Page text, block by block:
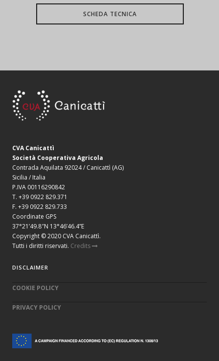
SCHEDA TECNICA
CVA Canicattì
Società Cooperativa Agricola
Contrada Aquilata 92024 / Canicattì (AG)
Sicilia / Italia
P.IVA 00116290842
T. +39 0922 829.371
F. +39 0922 829.733
Coordinate GPS
37°21’49.8″N 13°46’46.4”E
Copyright © 2020 CVA Canicattì.
Tutti i diritti riservati. Credits
DISCLAIMER
COOKIE POLICY
PRIVACY POLICY